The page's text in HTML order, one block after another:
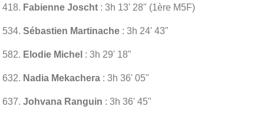
418. Fabienne Joscht : 3h 13' 28" (1ère M5F)
534. Sébastien Martinache : 3h 24' 43"
582. Elodie Michel : 3h 29' 18"
632. Nadia Mekachera : 3h 36' 05"
637. Johvana Ranguin : 3h 36' 45"